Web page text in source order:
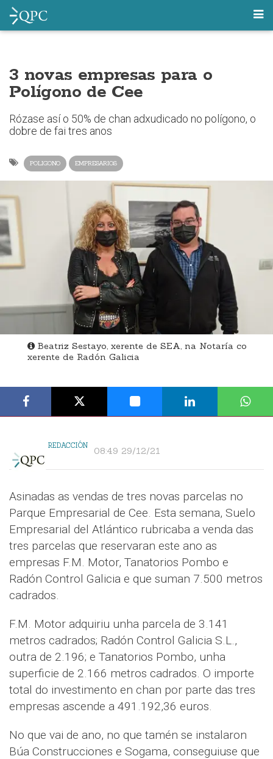
3 novas empresas para o
Polígono de Cee
Rózase así o 50% de chan adxudicado no polígono, o
dobre de fai tres anos
POLIGONO EMPRESARIOS
Beatriz Sestayo, xerente de SEA, na Notaría co
xerente de Radón Galicia
REDACCIÓN 08:49 29/12/21
Asinadas as vendas de tres novas parcelas no
Parque Empresarial de Cee. Esta semana, Suelo
Empresarial del Atlántico rubricaba a venda das
tres parcelas que reservaran este ano as
empresas F.M. Motor, Tanatorios Pombo e
Radón Control Galicia e que suman 7.500 metros
cadrados.
F.M. Motor adquiriu unha parcela de 3.141
metros cadrados; Radón Control Galicia S.L.,
outra de 2.196; e Tanatorios Pombo, unha
superficie de 2.166 metros cadrados. O importe
total do investimento en chan por parte das tres
empresas ascende a 491.192,36 euros.
No que vai de ano, no que tamén se instalaron
Búa Construcciones e Sogama, conseguiuse que